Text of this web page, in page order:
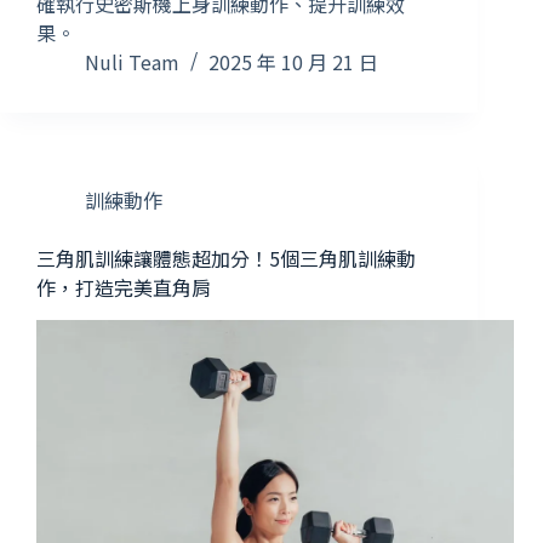
果。
Nuli Team
2025 年 10 月 21 日
訓練動作
三角肌訓練讓體態超加分！5個三角肌訓練動
作，打造完美直角肩